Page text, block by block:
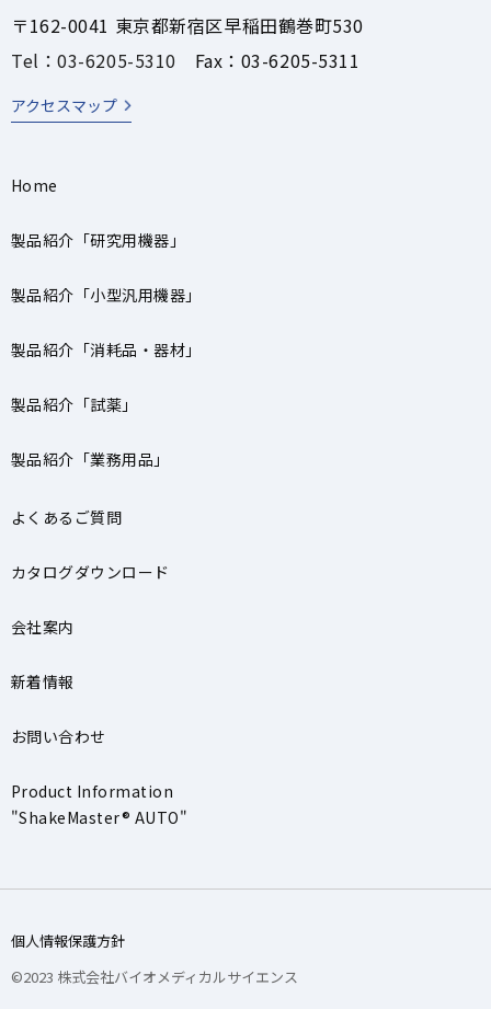
〒162-0041 東京都新宿区早稲田鶴巻町530
Tel：03-6205-5310 Fax：03-6205-5311
アクセスマップ
Home
製品紹介「研究用機器」
製品紹介「小型汎用機器」
製品紹介「消耗品・器材」
製品紹介「試薬」
製品紹介「業務用品」
よくあるご質問
カタログダウンロード
会社案内
新着情報
お問い合わせ
Product Information
"ShakeMaster® AUTO"
個人情報保護方針
©2023 株式会社バイオメディカルサイエンス